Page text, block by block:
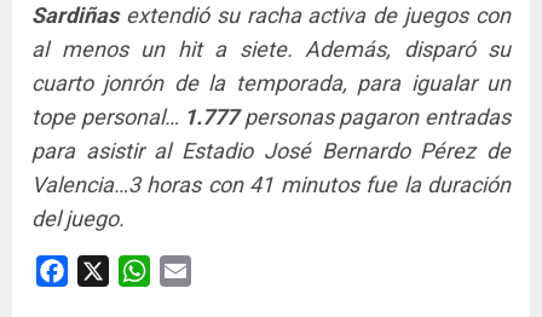
Sardiñasextendió su racha activa de juegos con
al menos un hit a siete. Además, disparó su
cuarto jonrón de la temporada, para igualar un
tope personal… 1.777personas pagaron entradas
para asistir al Estadio José Bernardo Pérez de
Valencia…3 horas con 41 minutos fue la duración
del juego.
Facebook WhatsApp